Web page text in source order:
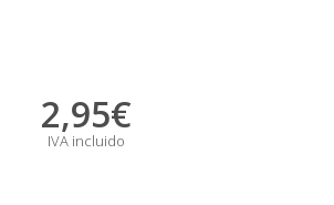
2,95€
IVA incluido